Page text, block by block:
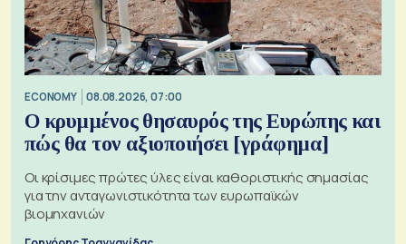
ECONOMY 08.08.2026, 07:00
Ο κρυμμένος θησαυρός της Ευρώπης και
πώς θα τον αξιοποιήσει [γράφημα]
Οι κρίσιμες πρώτες ύλες είναι καθοριστικής σημασίας
για την ανταγωνιστικότητα των ευρωπαϊκών
βιομηχανιών